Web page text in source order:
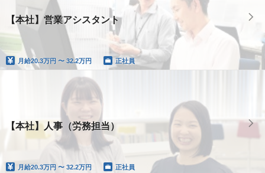
【本社】営業アシスタント
月給20.3万円 〜 32.2万円 正社員
【本社】人事（労務担当）
月給20.3万円 〜 32.2万円 正社員